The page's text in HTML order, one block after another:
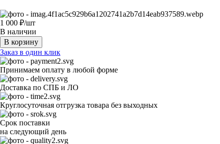
1 000 ₽/шт
В наличии
В корзину
Заказ в один клик
Принимаем оплату в любой форме
Доставка по СПБ и ЛО
Круглосуточная отгрузка товара без выходных
Срок поставки
на следующий день